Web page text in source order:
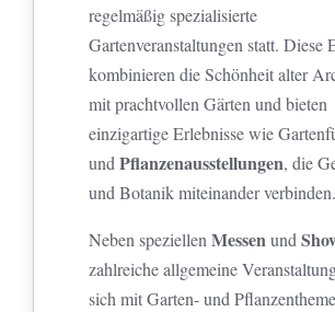
regelmäßig spezialisierte
Gartenveranstaltungen statt. Diese
kombinieren die Schönheit alter
mit prachtvollen Gärten und bieten
einzigartige Erlebnisse wie
undPflanzenausstellungen, die
und Botanik miteinander verbinden.
Neben speziellenMessenund
zahlreiche allgemeine
sich mit Garten- und